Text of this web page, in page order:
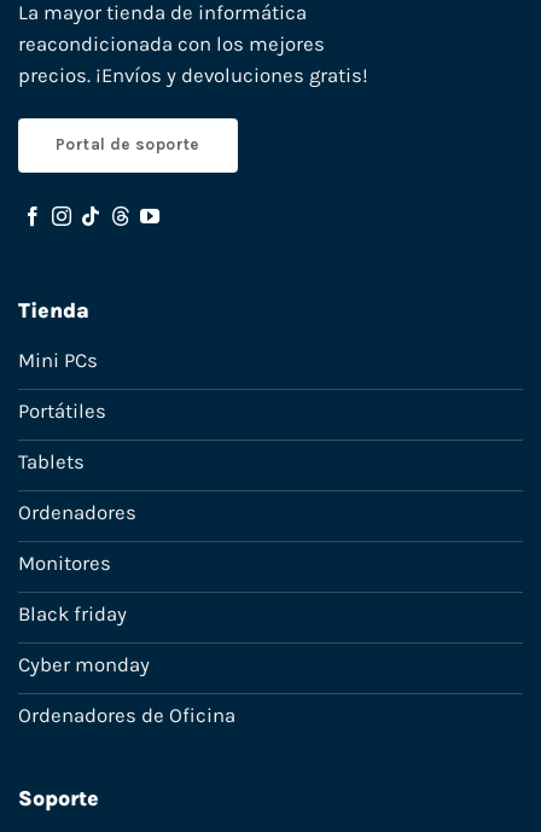
La mayor tienda de informática
reacondicionada con los mejores
precios. ¡Envíos y devoluciones gratis!
Portal de soporte
Tienda
Mini PCs
Portátiles
Tablets
Ordenadores
Monitores
Black friday
Cyber monday
Ordenadores de Oficina
Soporte